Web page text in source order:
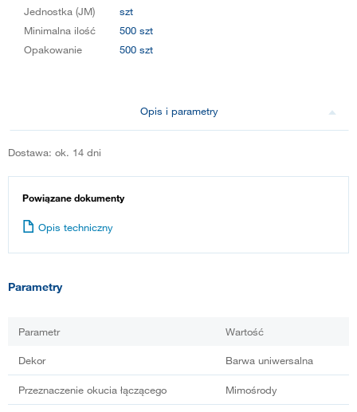
Jednostka (JM)
szt
Minimalna ilość
500 szt
Opakowanie
500 szt
Opis i parametry
Dostawa: ok. 14 dni
Powiązane dokumenty
Opis techniczny
Parametry
Parametr Wartość
Dekor Barwa uniwersalna
Przeznaczenie okucia łączącego Mimośrody